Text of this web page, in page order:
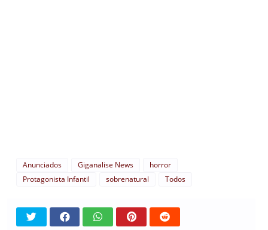
Anunciados Giganalise News
horror
Protagonista Infantil
sobrenatural Todos